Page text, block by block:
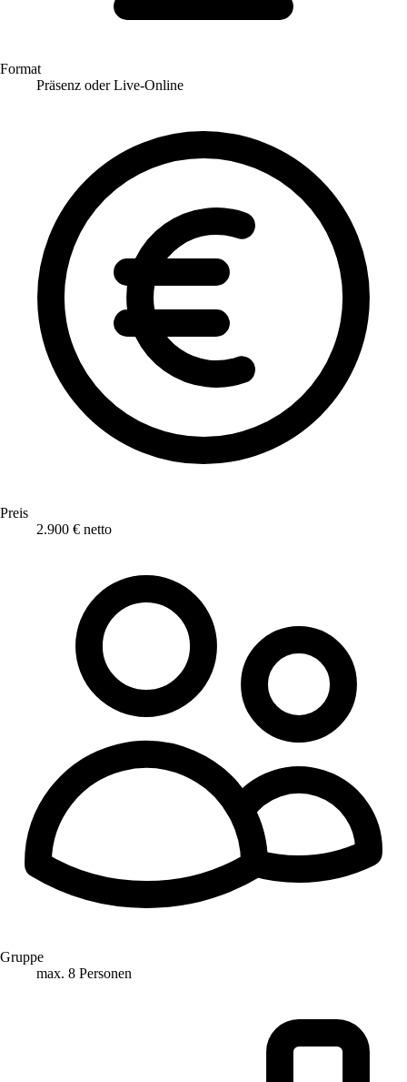
Format
Präsenz oder Live-Online
Preis
2.900 € netto
Gruppe
max. 8 Personen